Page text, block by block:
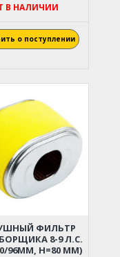
В НАЛИЧИИ
о поступлении
ФИЛЬТР
8-9 Л.С.
96ММ, Н=80 ММ)